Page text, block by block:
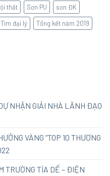
thất Sơn PU
sơn ĐK
Tìm đại lý
Tổng kết năm 2019
NHẬN GIẢI NHÀ LÃNH ĐẠO
VÀNG “TOP 10 THƯƠNG
TRƯỜNG TÌA DẾ – ĐIỆN